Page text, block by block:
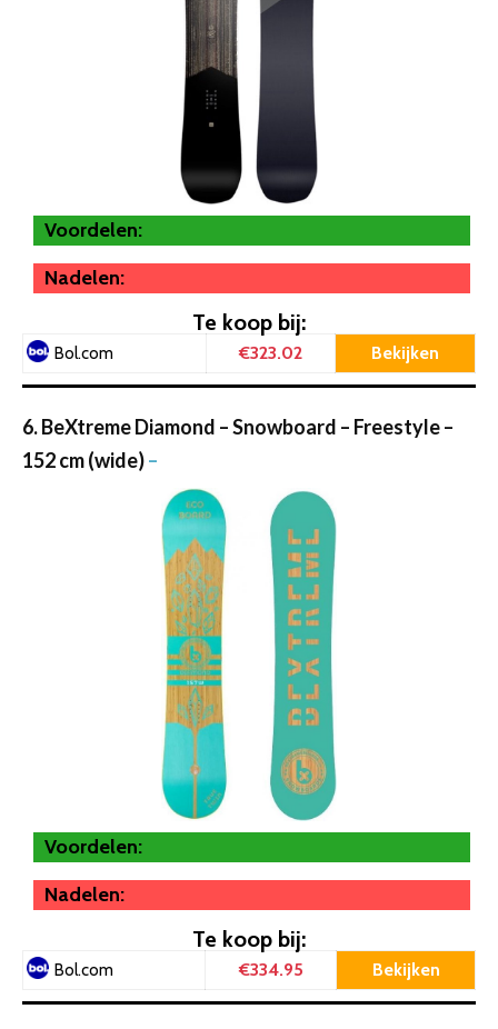
Voordelen:
Nadelen:
Te koop bij:
Bol.com €323.02 Bekijken
6. BeXtreme Diamond – Snowboard – Freestyle –
152 cm (wide)–
Voordelen:
Nadelen:
Te koop bij:
Bol.com €334.95 Bekijken